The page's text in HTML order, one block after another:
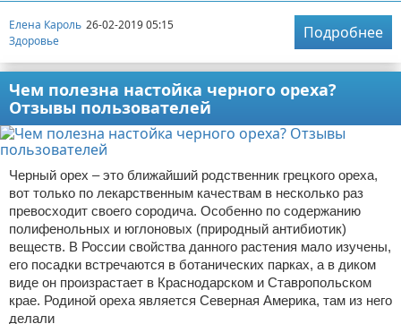
Елена Кароль 26-02-2019 05:15
Здоровье
Подробнее
Чем полезна настойка черного ореха?
Отзывы пользователей
Черный орех – это ближайший родственник грецкого ореха,
вот только по лекарственным качествам в несколько раз
превосходит своего сородича. Особенно по содержанию
полифенольных и юглоновых (природный антибиотик)
веществ. В России свойства данного растения мало изучены,
его посадки встречаются в ботанических парках, а в диком
виде он произрастает в Краснодарском и Ставропольском
крае. Родиной ореха является Северная Америка, там из него
делали